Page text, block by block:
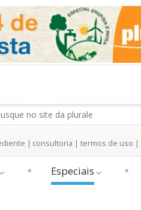
| consultoria | termos de uso |
Especiais